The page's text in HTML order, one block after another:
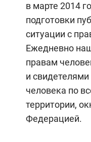
в марте 2014
подготовки
ситуации с
Ежедневно
правам
и
человека по
территории,
Федерацией.